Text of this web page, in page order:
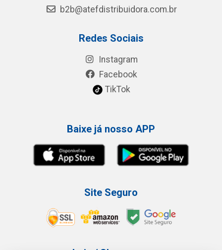
b2b@atefdistribuidora.com.br
Redes Sociais
Instagram
Facebook
TikTok
Baixe já nosso APP
Site Seguro